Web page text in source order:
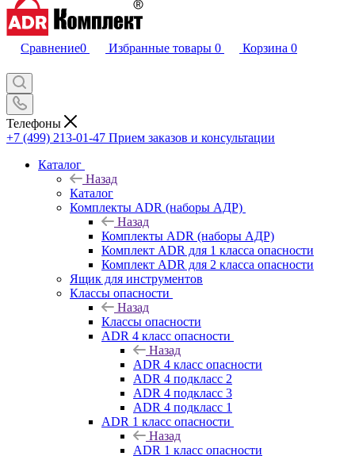
Сравнение0 Избранные товары 0 Корзина 0
Телефоны
+7 (499) 213-01-47 Прием заказов и консультации
Каталог
Назад
Каталог
Комплекты ADR (наборы АДР)
Назад
Комплекты ADR (наборы АДР)
Комплект ADR для 1 класса опасности
Комплект ADR для 2 класса опасности
Ящик для инструментов
Классы опасности
Назад
Классы опасности
ADR 4 класс опасности
Назад
ADR 4 класс опасности
ADR 4 подкласс 2
ADR 4 подкласс 3
ADR 4 подкласс 1
ADR 1 класс опасности
Назад
ADR 1 класс опасности